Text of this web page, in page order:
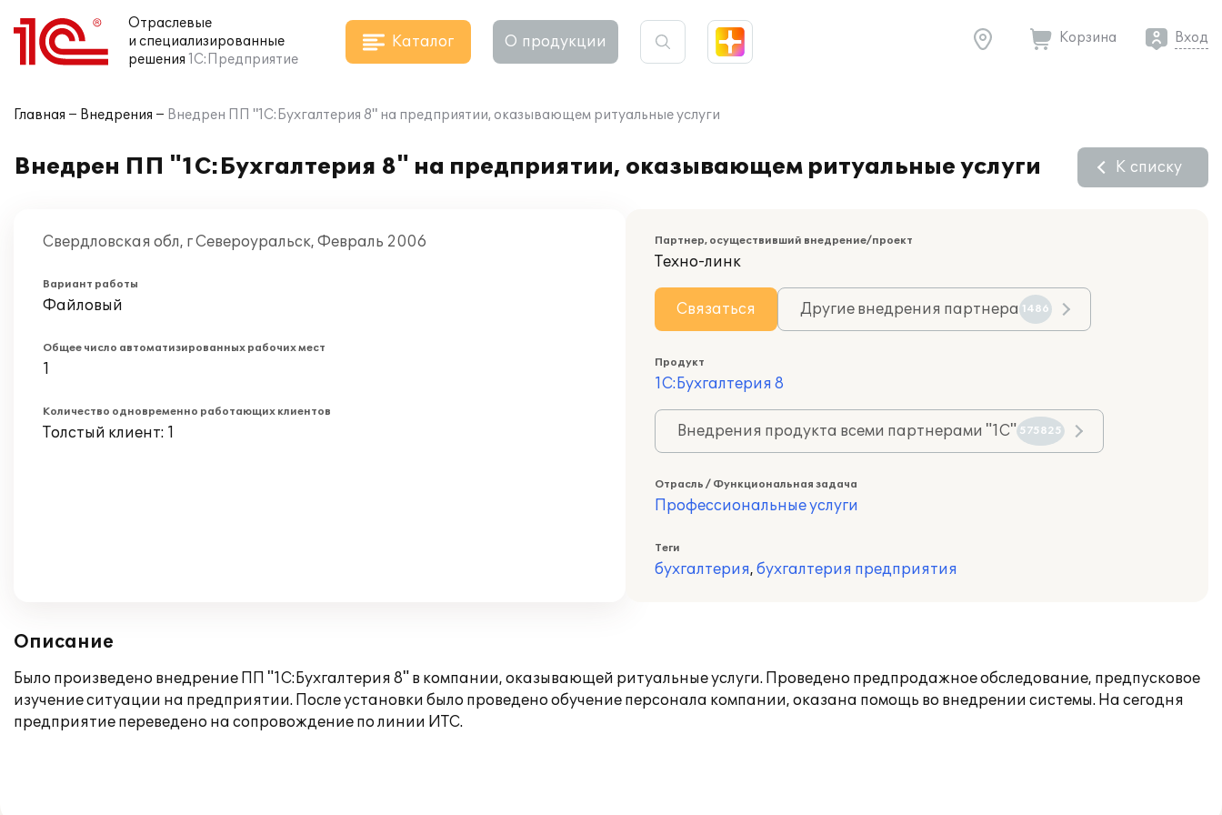
Отраслевые
и специализированные
решения 1С:Предприятие
Каталог О продукции Корзина Вход
Главная Внедрения Внедрен ПП "1С:Бухгалтерия 8" на предприятии, оказывающем ритуальные услуги
Внедрен ПП "1С:Бухгалтерия 8" на предприятии, оказывающем ритуальные услуги К списку
Свердловская обл, г Североуральск, Февраль 2006
Вариант работы
Файловый
Общее число автоматизированных рабочих мест
1
Количество одновременно работающих клиентов
Толстый клиент: 1
Партнер, осуществивший внедрение/проект
Техно-линк
Связаться Другие внедрения партнера 1486
Продукт
1С:Бухгалтерия 8
Внедрения продукта всеми партнерами "1С" 575825
Отрасль / Функциональная задача
Профессиональные услуги
Теги
бухгалтерия, бухгалтерия предприятия
Описание
Было произведено внедрение ПП "1С:Бухгалтерия 8" в компании, оказывающей ритуальные услуги. Проведено предпродажное обследование, предпусковое
изучение ситуации на предприятии. После установки было проведено обучение персонала компании, оказана помощь во внедрении системы. На сегодня
предприятие переведено на сопровождение по линии ИТС.